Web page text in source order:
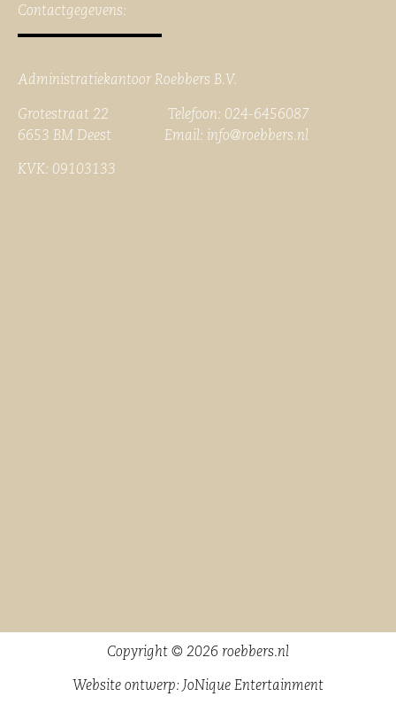
Contactgegevens:
Administratiekantoor Roebbers B.V.
Grotestraat 22 Telefoon: 024-6456087
6653 BM Deest Email: info@roebbers.nl
KVK: 09103133
Copyright © 2026 roebbers.nl
Website ontwerp: JoNique Entertainment